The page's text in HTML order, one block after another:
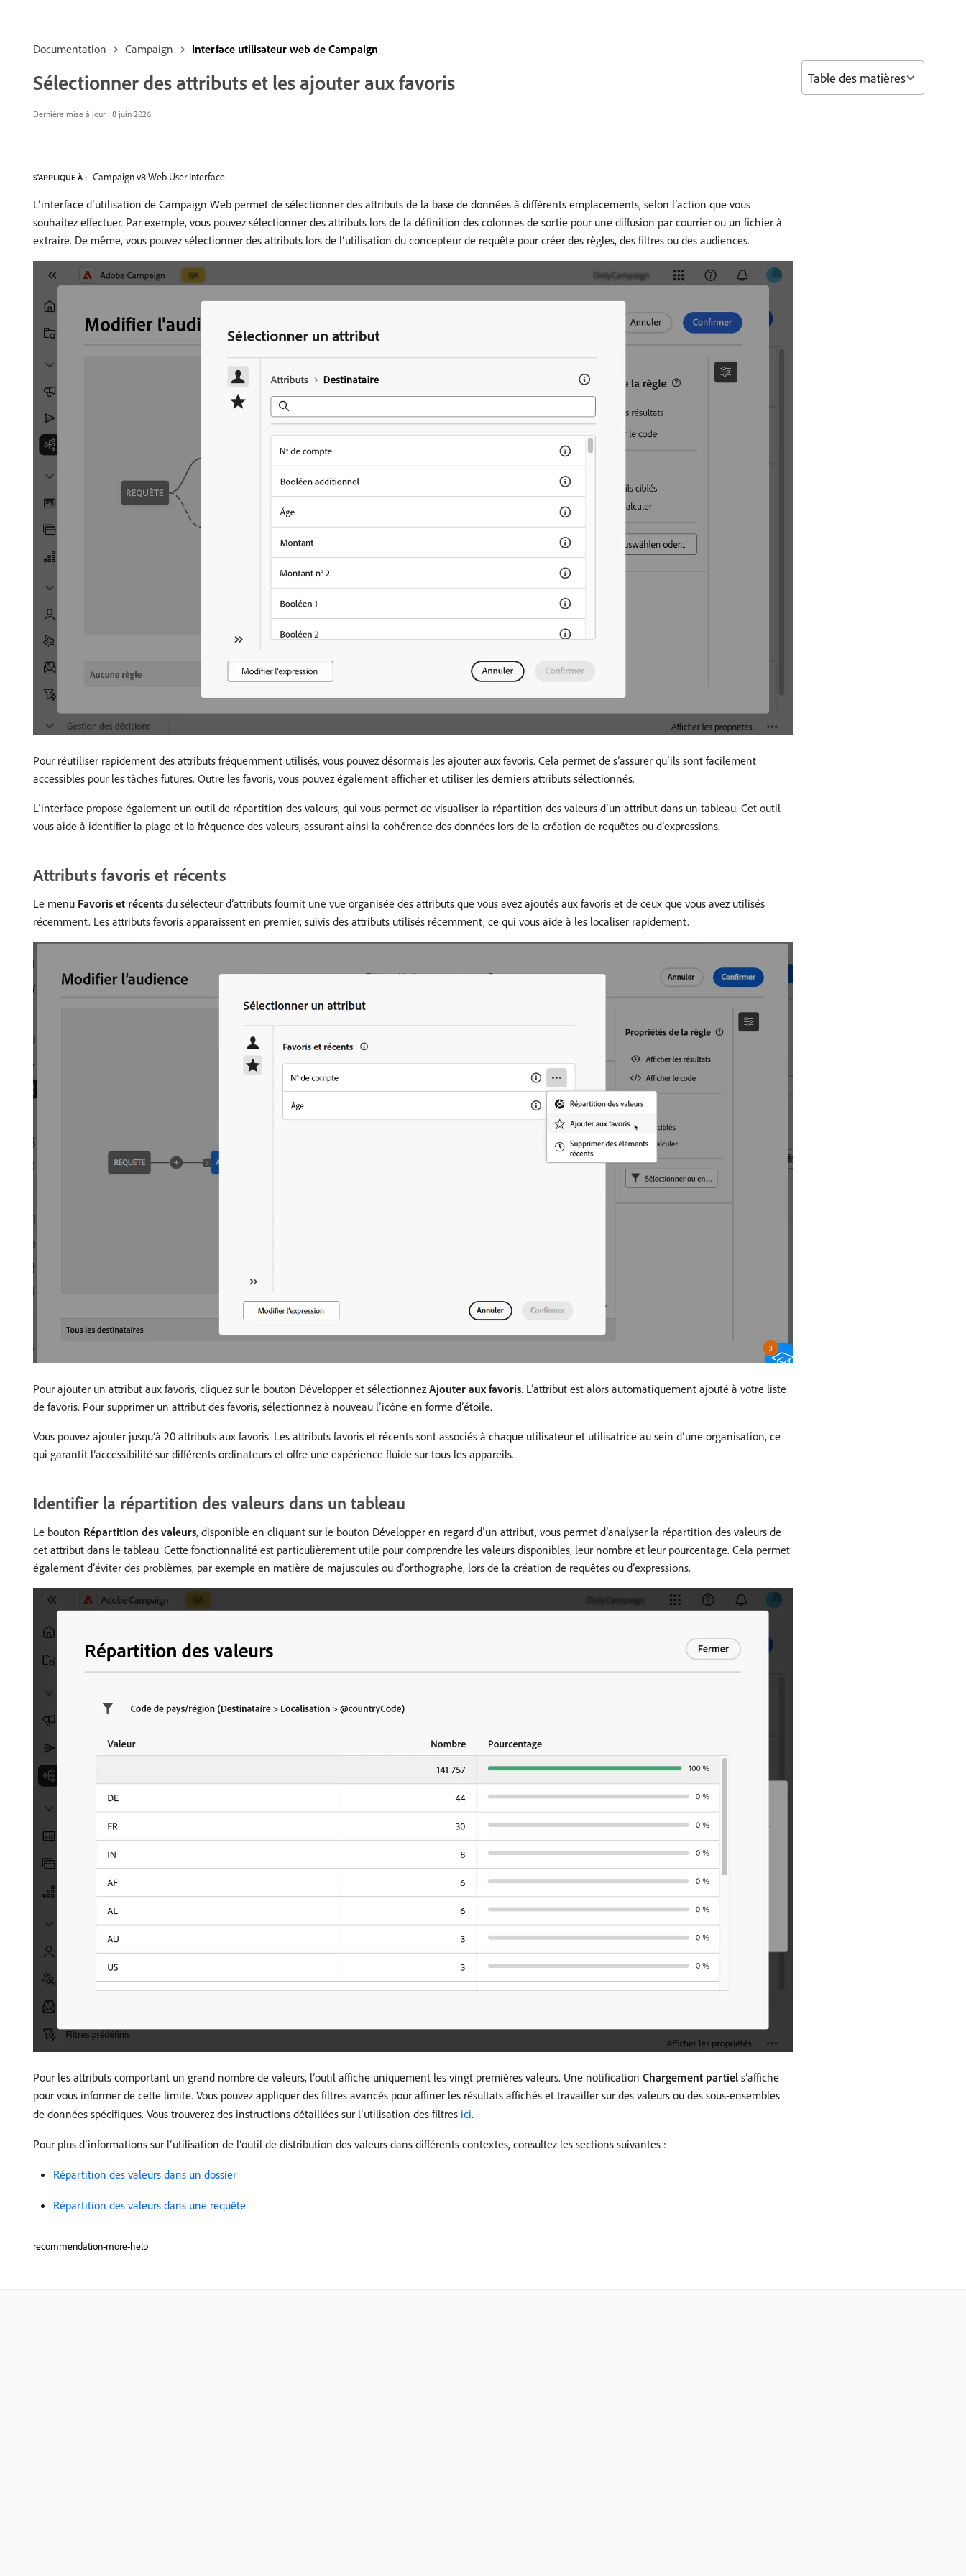
Documentation Campaign Interface utilisateur web de Campaign
Sélectionner des attributs et les ajouter aux favoris
Dernière mise à jour : 8 juin 2026
S'APPLIQUE À : Campaign v8 Web User Interface
L’interface d’utilisation de Campaign Web permet de sélectionner des attributs de la base de données à différents emplacements, selon l’action que vous
souhaitez effectuer. Par exemple, vous pouvez sélectionner des attributs lors de la définition des colonnes de sortie pour une diffusion par courrier ou un fichier à
extraire. De même, vous pouvez sélectionner des attributs lors de l’utilisation du concepteur de requête pour créer des règles, des filtres ou des audiences.
Pour réutiliser rapidement des attributs fréquemment utilisés, vous pouvez désormais les ajouter aux favoris. Cela permet de s’assurer qu’ils sont facilement
accessibles pour les tâches futures. Outre les favoris, vous pouvez également afficher et utiliser les derniers attributs sélectionnés.
L’interface propose également un outil de répartition des valeurs, qui vous permet de visualiser la répartition des valeurs d’un attribut dans un tableau. Cet outil
vous aide à identifier la plage et la fréquence des valeurs, assurant ainsi la cohérence des données lors de la création de requêtes ou d’expressions.
Attributs favoris et récents
Le menu Favoris et récents du sélecteur d’attributs fournit une vue organisée des attributs que vous avez ajoutés aux favoris et de ceux que vous avez utilisés
récemment. Les attributs favoris apparaissent en premier, suivis des attributs utilisés récemment, ce qui vous aide à les localiser rapidement.
Pour ajouter un attribut aux favoris, cliquez sur le bouton Développer et sélectionnez Ajouter aux favoris. L’attribut est alors automatiquement ajouté à votre liste
de favoris. Pour supprimer un attribut des favoris, sélectionnez à nouveau l’icône en forme d’étoile.
Vous pouvez ajouter jusqu’à 20 attributs aux favoris. Les attributs favoris et récents sont associés à chaque utilisateur et utilisatrice au sein d’une organisation, ce
qui garantit l’accessibilité sur différents ordinateurs et offre une expérience fluide sur tous les appareils.
Identifier la répartition des valeurs dans un tableau
Le bouton Répartition des valeurs, disponible en cliquant sur le bouton Développer en regard d’un attribut, vous permet d’analyser la répartition des valeurs de
cet attribut dans le tableau. Cette fonctionnalité est particulièrement utile pour comprendre les valeurs disponibles, leur nombre et leur pourcentage. Cela permet
également d’éviter des problèmes, par exemple en matière de majuscules ou d’orthographe, lors de la création de requêtes ou d’expressions.
Pour les attributs comportant un grand nombre de valeurs, l’outil affiche uniquement les vingt premières valeurs. Une notification Chargement partiel s’affiche
pour vous informer de cette limite. Vous pouvez appliquer des filtres avancés pour affiner les résultats affichés et travailler sur des valeurs ou des sous-ensembles
de données spécifiques. Vous trouverez des instructions détaillées sur l’utilisation des filtres ici.
Pour plus d’informations sur l’utilisation de l’outil de distribution des valeurs dans différents contextes, consultez les sections suivantes :
Répartition des valeurs dans un dossier
Répartition des valeurs dans une requête
recommendation-more-help
Table des matières